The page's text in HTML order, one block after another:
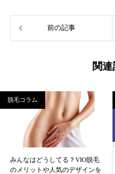
前の記事
関
脱毛コラム
みんなはどうしてる？VIO脱毛
のメリットや人気のデザインを